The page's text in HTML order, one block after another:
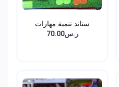
ستاند تنمية مهارات
ر.س70.00